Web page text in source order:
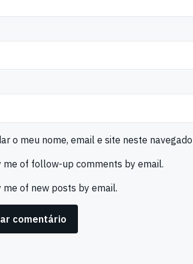
o meu nome, email e site neste
me of follow-up comments by email.
me of new posts by email.